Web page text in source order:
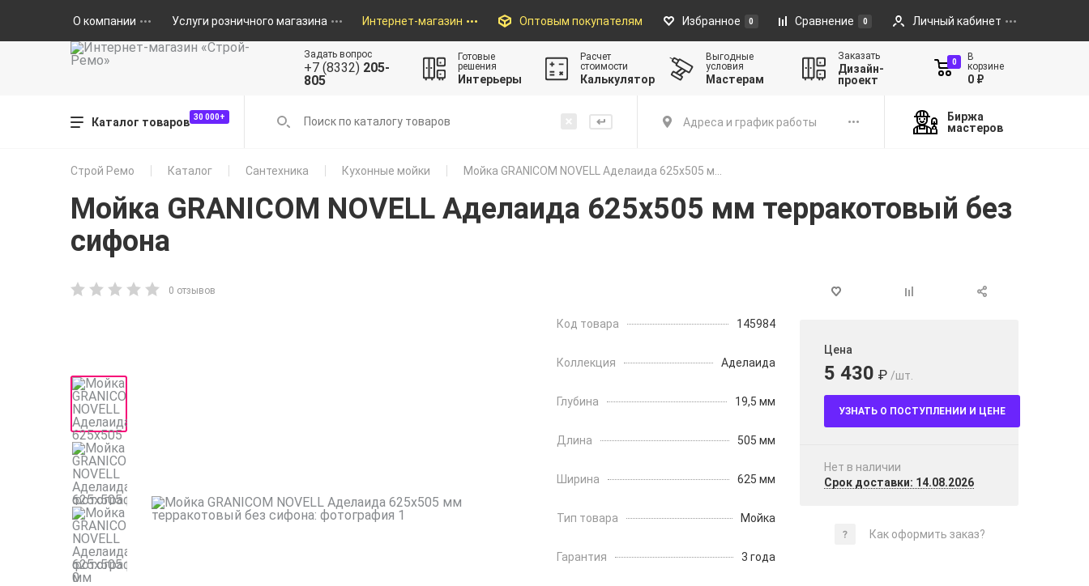
О компании Услуги розничного магазина Интернет-магазин Оптовым покупателям Избранное 0 Сравнение 0 Личный кабинет
Задать вопрос
+7 (8332) 205-
805
Готовые
решения
Интерьеры
Расчет
стоимости
Калькулятор
Выгодные
условия
Мастерам
Заказать
Дизайн-
проект
0
В
корзине
0 ₽
Каталог товаров 30 000+ Адреса и график работы
Биржа
мастеров
Строй Ремо Каталог Сантехника Кухонные мойки Мойка GRANICOM NOVELL Аделаида 625х505 м...
Мойка GRANICOM NOVELL Аделаида 625х505 мм терракотовый без
сифона
0 отзывов
Код товара 145984
Коллекция Аделаида
Глубина 19,5 мм
Длина 505 мм
Ширина 625 мм
Тип товара Мойка
Гарантия 3 года
Цена
5 430 ₽ /шт.
УЗНАТЬ О ПОСТУПЛЕНИИ И ЦЕНЕ
Нет в наличии
Срок доставки: 14.08.2026
Как оформить заказ?